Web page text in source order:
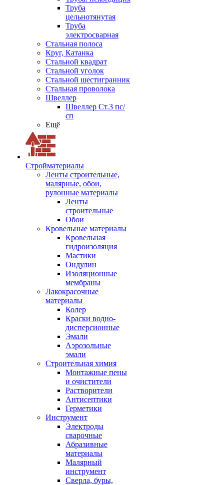
Труба
цельнотянутая
Труба
электросварная
Стальная полоса
Круг, Катанка
Стальной квадрат
Стальной уголок
Стальной шестигранник
Стальная проволока
Швеллер
Швеллер Ст.3 пс/
сп
Ещё
Стройматериалы
Ленты строительные,
малярные, обои,
рулонные материалы
Ленты
строительные
Обои
Кровельные материалы
Кровельная
гидроизоляция
Мастики
Ондулин
Изоляционные
мембраны
Лакокрасочные
материалы
Колер
Краски водно-
дисперсионные
Эмали
Аэрозольные
эмали
Строительная химия
Монтажные пены
и очистители
Растворители
Антисептики
Герметики
Инструмент
Электроды
сварочные
Абразивные
материалы
Малярный
инструмент
Сверла, буры,